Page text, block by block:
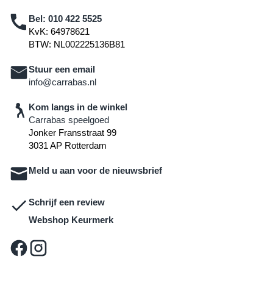
Bel: 010 422 5525
KvK: 64978621
BTW: NL002225136B81
Stuur een email
info@carrabas.nl
Kom langs in de winkel
Carrabas speelgoed
Jonker Fransstraat 99
3031 AP Rotterdam
Meld u aan voor de nieuwsbrief
Schrijf een review
Webshop Keurmerk